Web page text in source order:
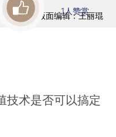
版面编辑：王丽琨
1人赞赏
技术是否可以搞定